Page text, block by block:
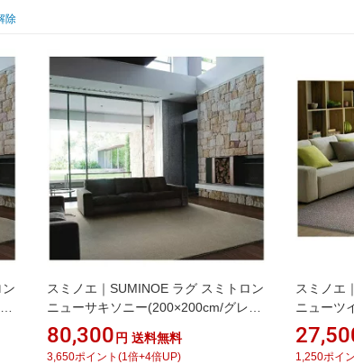
除
)
スミノエ｜SUMINOE ラグ スミトロン
ニューサキソニー(200×200cm/グレー)
【サイズオーダー可能】
80,300 円 送料無料
3,650ポイント (1 倍+4倍UP)
スミノエ
ニューツ
【サイズ
1,250ポイ